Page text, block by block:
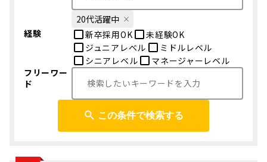
20代活躍中
経験
新卒採用OK
未経験OK
ジュニアレベル
ミドルレベル
シニアレベル
マネージャーレベル
フリーワー
ド
この条件で検索する